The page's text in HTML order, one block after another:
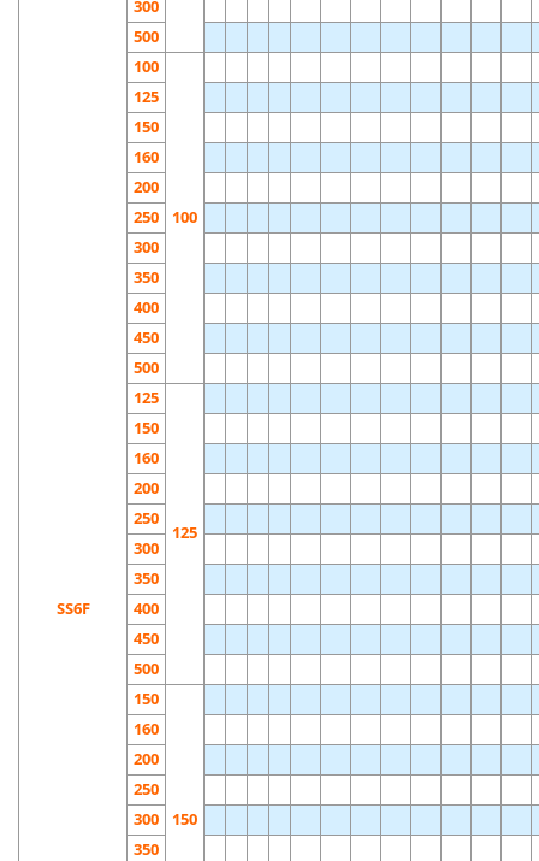
SS6F
300
500
100
100
125
150
160
200
250
300
350
400
450
500
125
125
150
160
200
250
300
350
400
450
500
150
150
160
200
250
300
350